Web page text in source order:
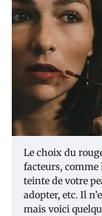
Le choix du
facteurs, comme
teinte de votre
adopter, etc. Il
mais voici